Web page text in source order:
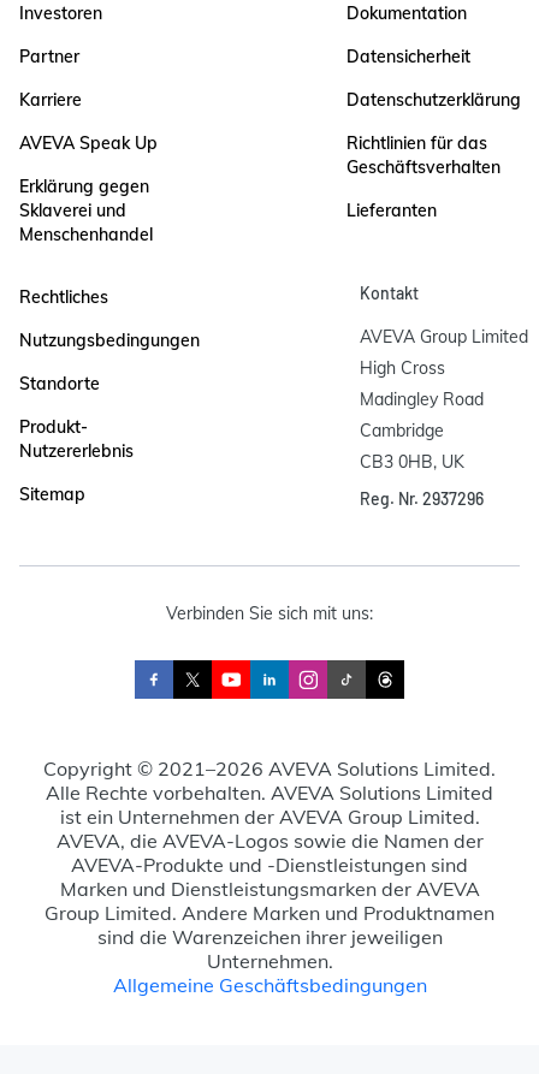
Investoren
Partner
Karriere
AVEVA Speak Up
Erklärung gegen
Sklaverei und
Menschenhandel
Dokumentation
Datensicherheit
Datenschutzerklärung
Richtlinien für das
Geschäftsverhalten
Lieferanten
Rechtliches
Nutzungsbedingungen
Standorte
Produkt-
Nutzererlebnis
Sitemap
Kontakt
AVEVA Group Limited
High Cross
Madingley Road
Cambridge
CB3 0HB, UK
Reg. Nr. 2937296
Verbinden Sie sich mit uns:
Copyright © 2021–2026 AVEVA Solutions Limited.
Alle Rechte vorbehalten. AVEVA Solutions Limited
ist ein Unternehmen der AVEVA Group Limited.
AVEVA, die AVEVA-Logos sowie die Namen der
AVEVA-Produkte und -Dienstleistungen sind
Marken und Dienstleistungsmarken der AVEVA
Group Limited. Andere Marken und Produktnamen
sind die Warenzeichen ihrer jeweiligen
Unternehmen.
Allgemeine Geschäftsbedingungen